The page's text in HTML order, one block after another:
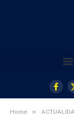
Home »